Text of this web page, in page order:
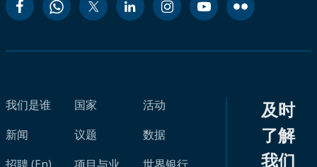
我们是谁
新闻
国家
议题
活动
数据
及时
了解
我们